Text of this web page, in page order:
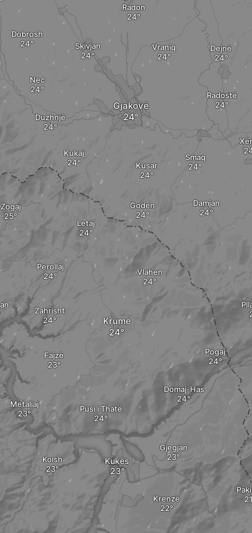
Krumë
Pogaj
Vlahen
Gjakovë
Goden
Smaq
Radostë
Damjan
Kusar
Pusi i Thatë
Kukës
Domaj-Has
Gjegjan
Krenzë
Vraniq Dejnë
Radon
Letaj
Zahrisht
Perollaj
Fajzë
Zogaj
Nec
Duzhnjë
Kukaj
Metaliaj
Kolsh
Skivjan
Dobrosh